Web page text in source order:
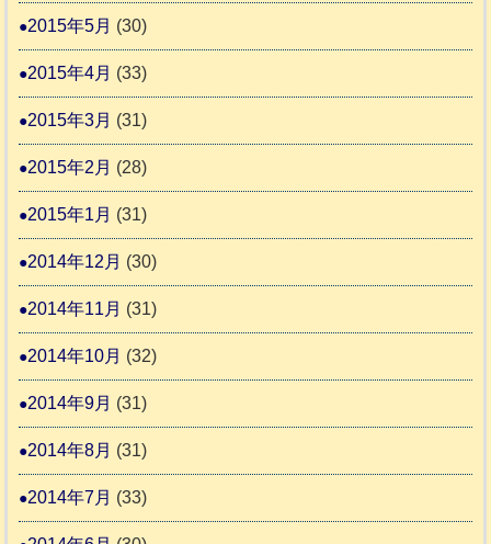
2015年5月 (30)
2015年4月 (33)
2015年3月 (31)
2015年2月 (28)
2015年1月 (31)
2014年12月 (30)
2014年11月 (31)
2014年10月 (32)
2014年9月 (31)
2014年8月 (31)
2014年7月 (33)